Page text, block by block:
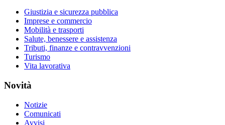
Giustizia e sicurezza pubblica
Imprese e commercio
Mobilità e trasporti
Salute, benessere e assistenza
Tributi, finanze e contravvenzioni
Turismo
Vita lavorativa
Novità
Notizie
Comunicati
Avvisi